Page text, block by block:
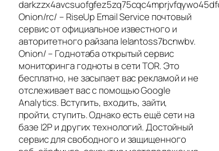
Onion/rc/ – RiseUp Email Service почтовый
сервис от официальное известного и
авторитетного райзапа lelantoss7bcnwbv.
Onion/ – Годнотаба открытый сервис
мониторинга годноты в сети TOR. Это
бесплатно, не засыпает вас рекламой и не
отслеживает вас с помощью Google
Analytics. Вступить, входить, зайти,
пройти, ступить. Однако есть ещё сети на
базе I2P и других технологий. Достойный
сервис для свободного и защищенного